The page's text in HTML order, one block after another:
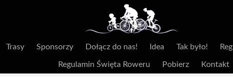
Trasy Sponsorzy Dołącz do nas! Idea Tak było!
Regulamin Święta Roweru Pobierz Kontakt